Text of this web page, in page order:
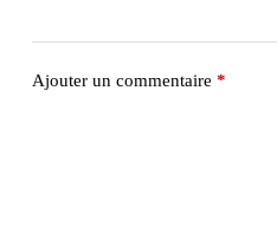
Ajouter un commentaire *